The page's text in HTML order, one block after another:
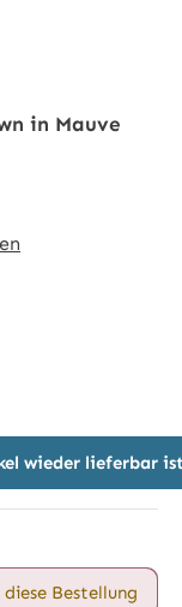
in Mauve
wieder lieferbar
Bestellung